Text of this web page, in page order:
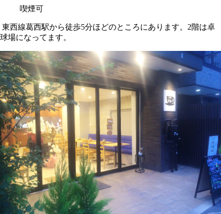
喫煙可
東西線葛西駅から徒歩5分ほどのところにあります。2階は卓
球場になってます。